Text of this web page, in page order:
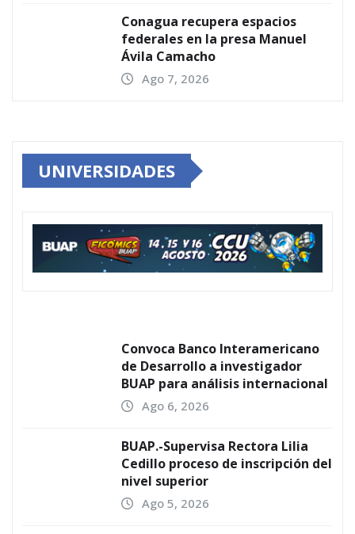
Conagua recupera espacios
federales en la presa Manuel
Ávila Camacho
Ago 7, 2026
UNIVERSIDADES
Convoca Banco Interamericano
de Desarrollo a investigador
BUAP para análisis internacional
Ago 6, 2026
BUAP.-Supervisa Rectora Lilia
Cedillo proceso de inscripción del
nivel superior
Ago 5, 2026